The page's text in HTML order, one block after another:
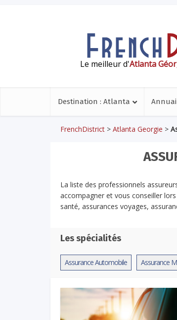
Le meilleur d'Atlanta
Destination : Atlanta
FrenchDistrict > Atlanta Georgie >
La liste des professionnels
accompagner et vous conseiller
santé, assurances voyages,
Les spécialités
Assurance Automobile Assurance